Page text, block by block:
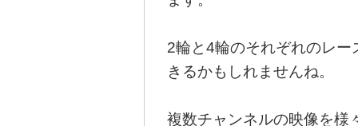
2輪と4輪のそれぞれのレ
きるかもしれませんね。
複数チャンネルの映像を様